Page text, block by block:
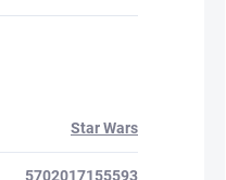
Star Wars
5702017155593